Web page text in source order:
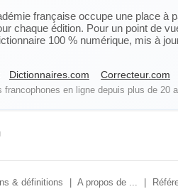
française occupe une place à
chaque édition. Pour un point de
100 % numérique, mis à
Dictionnaires.com Correcteur.com
francophones en ligne depuis plus de
& définitions A propos de ...